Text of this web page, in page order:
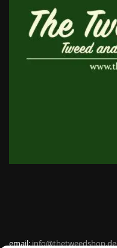
email:info@thetweedshop.de